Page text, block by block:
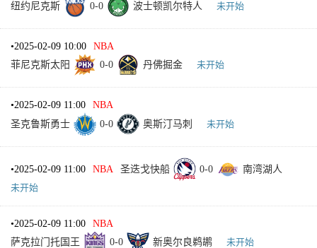
纽约尼克斯
0-0 波士顿凯尔特人 未开始
•2025-02-09 10:00
NBA
菲尼克斯太阳
0-0 丹佛掘金 未开始
•2025-02-09 11:00
NBA
圣克鲁斯勇士
0-0 奥斯汀马刺 未开始
•2025-02-09 11:00 NBA 圣迭戈快船 0-0
南湾湖人
未开始
•2025-02-09 11:00
NBA
萨克拉门托国王
0-0 新奥尔良鹈鹕 未开始